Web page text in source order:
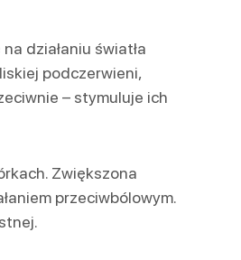
działaniu światła
podczerwieni,
– stymuluje ich
Zwiększona
przeciwbólowym.